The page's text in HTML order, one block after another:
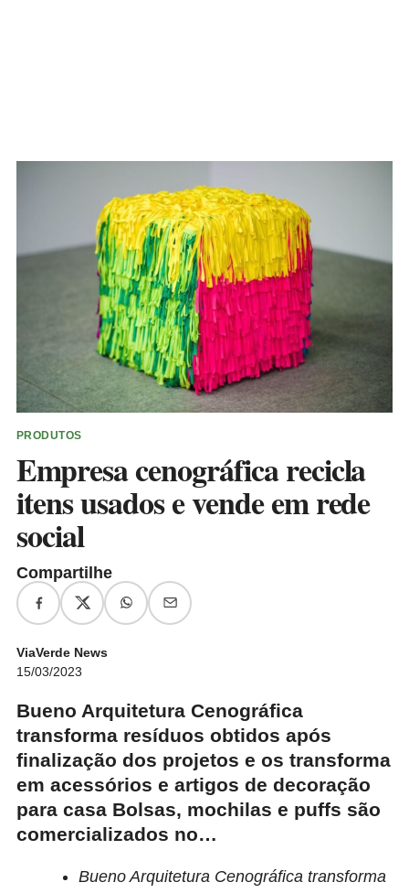
PRODUTOS
Empresa cenográfica recicla
itens usados e vende em rede
social
Compartilhe
ViaVerde News
15/03/2023
Bueno Arquitetura Cenográfica
transforma resíduos obtidos após
finalização dos projetos e os transforma
em acessórios e artigos de decoração
para casa Bolsas, mochilas e puffs são
comercializados no…
Bueno Arquitetura Cenográfica transforma